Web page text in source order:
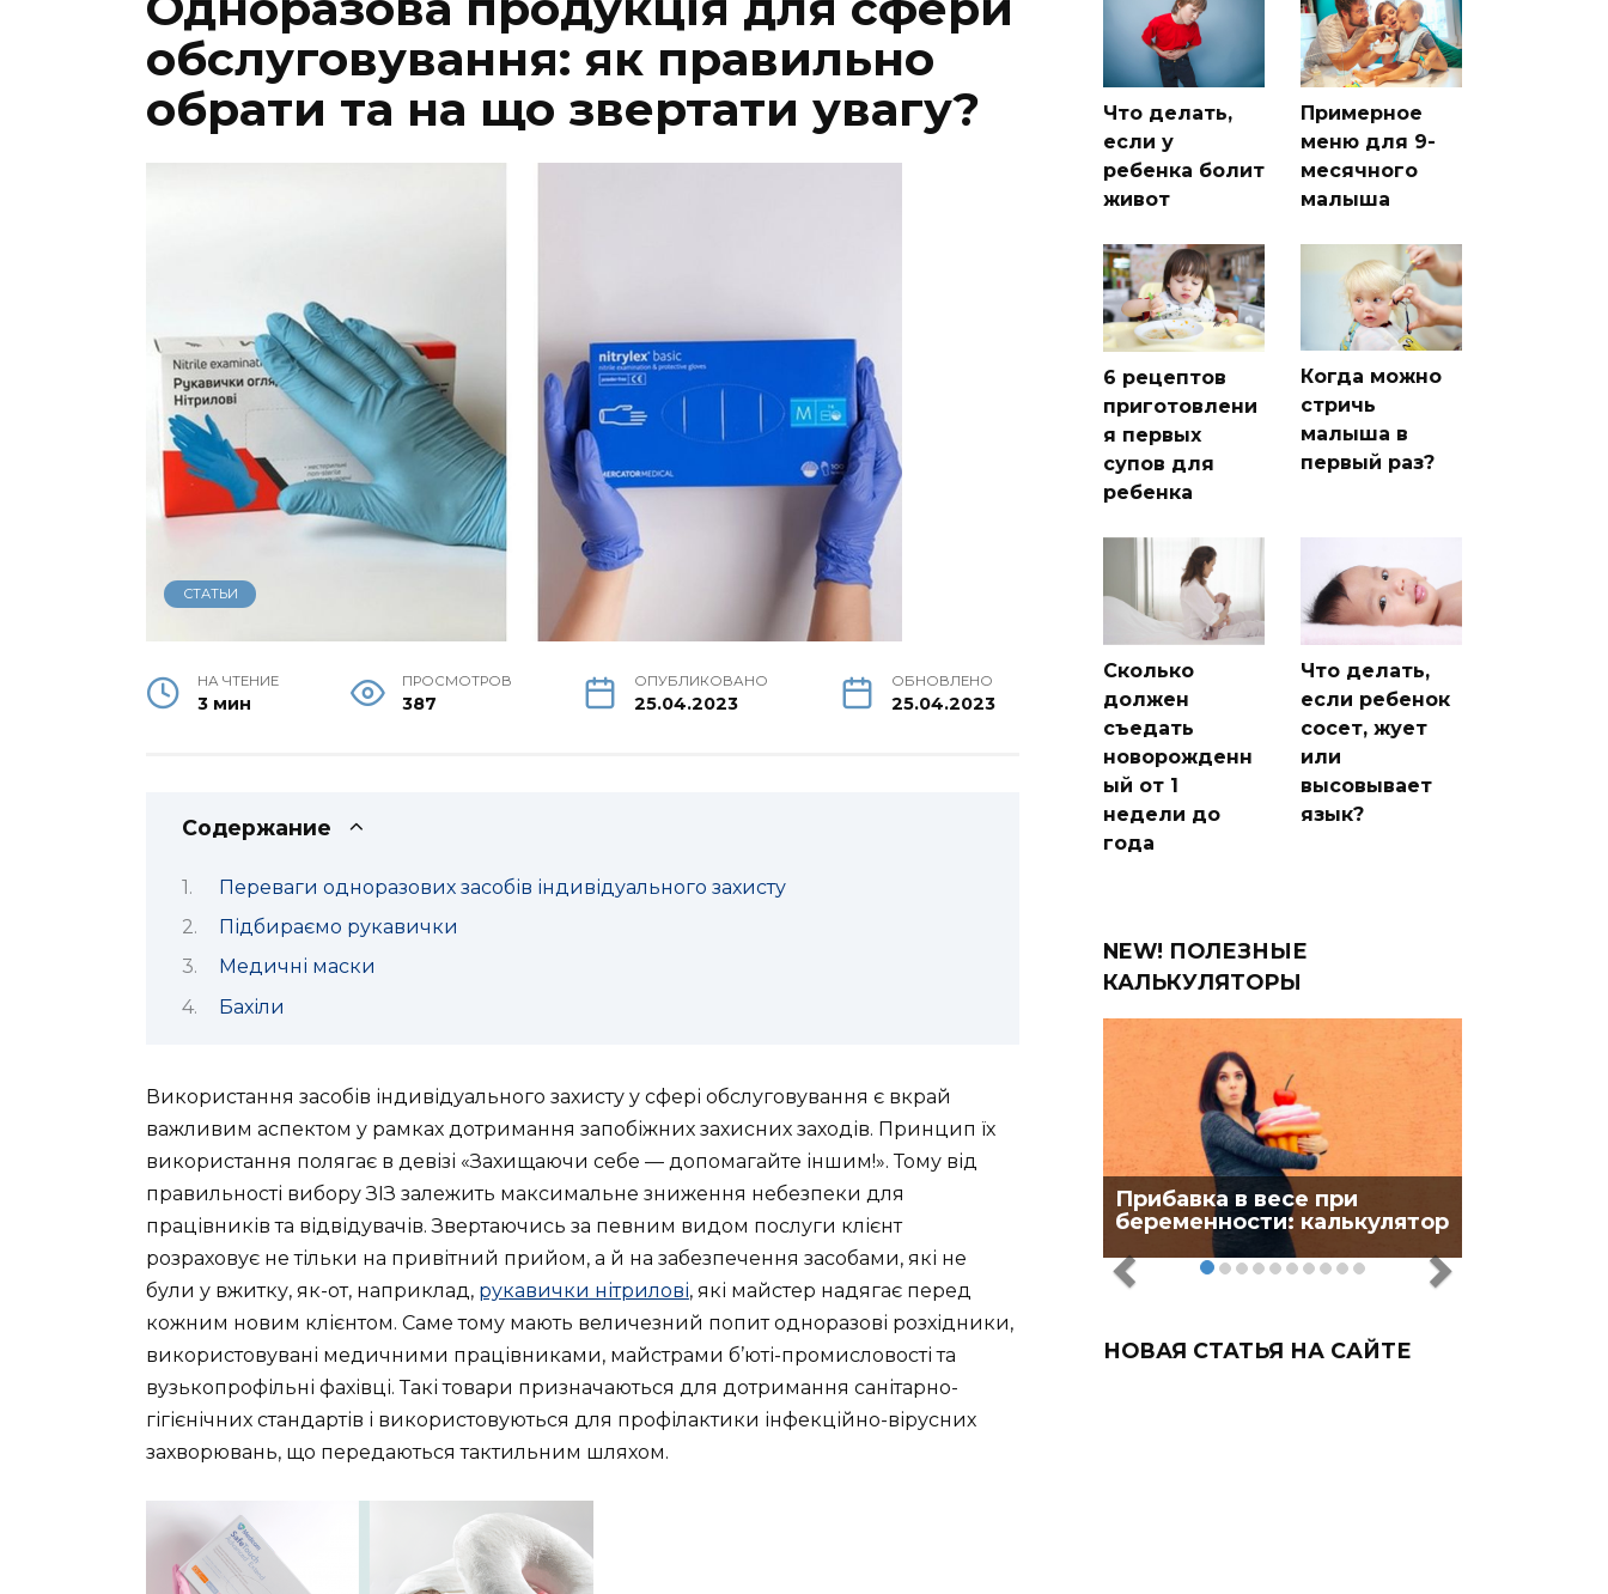
обслуговування: як правильно
обрати та на що звертати увагу?
СТАТЬИ
НА ЧТЕНИЕ
3 мин
ПРОСМОТРОВ
387
ОПУБЛИКОВАНО
25.04.2023
ОБНОВЛЕНО
25.04.2023
Содержание
Переваги одноразових засобів індивідуального захисту
Підбираємо рукавички
Медичні маски
Бахіли
Використання засобів індивідуального захисту у сфері обслуговування є вкрай
важливим аспектом у рамках дотримання запобіжних захисних заходів. Принцип їх
використання полягає в девізі «Захищаючи себе — допомагайте іншим!». Тому від
правильності вибору ЗІЗ залежить максимальне зниження небезпеки для
працівників та відвідувачів. Звертаючись за певним видом послуги клієнт
розраховує не тільки на привітний прийом, а й на забезпечення засобами, які не
були у вжитку, як-от, наприклад, рукавички нітрилові, які майстер надягає перед
кожним новим клієнтом. Саме тому мають величезний попит одноразові розхідники,
використовувані медичними працівниками, майстрами б’юті-промисловості та
вузькопрофільні фахівці. Такі товари призначаються для дотримання санітарно-
гігієнічних стандартів і використовуються для профілактики інфекційно-вірусних
захворювань, що передаються тактильним шляхом.
Что делать,
если у
ребенка болит
живот
Примерное
меню для 9-
месячного
малыша
6 рецептов
приготовлени
я первых
супов для
ребенка
Когда можно
стричь
малыша в
первый раз?
Сколько
должен
съедать
новорожденн
ый от 1
недели до
года
Что делать,
если ребенок
сосет, жует
или
высовывает
язык?
NEW! ПОЛЕЗНЫЕ
КАЛЬКУЛЯТОРЫ
Прибавка в весе при
беременности: калькулятор
НОВАЯ СТАТЬЯ НА САЙТЕ